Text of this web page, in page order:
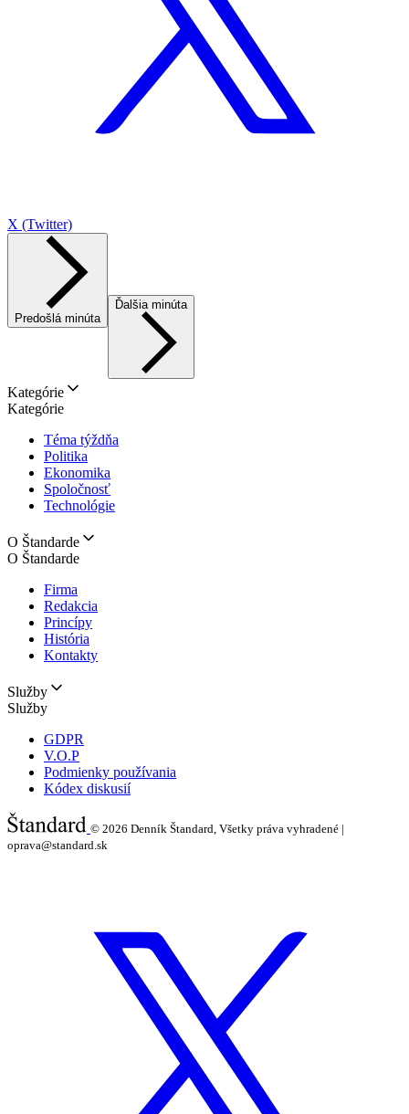
X (Twitter)
Predošlá minúta
Ďalšia minúta
Kategórie
Kategórie
Téma týždňa
Politika
Ekonomika
Spoločnosť
Technológie
O Štandarde
O Štandarde
Firma
Redakcia
Princípy
História
Kontakty
Služby
Služby
GDPR
V.O.P
Podmienky používania
Kódex diskusií
© 2026 Denník Štandard, Všetky práva vyhradené |
oprava@standard.sk